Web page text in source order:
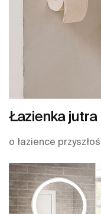
Łazienka jutra
o łazience